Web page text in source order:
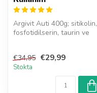
Argivit Auti 400g; sitikolin,
fosfotidilserin, taurin ve
€34,95 €29,99
Stokta